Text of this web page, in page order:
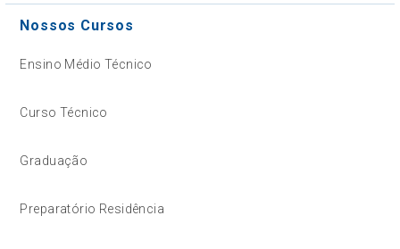
Nossos Cursos
Ensino Médio Técnico
Curso Técnico
Graduação
Preparatório Residência